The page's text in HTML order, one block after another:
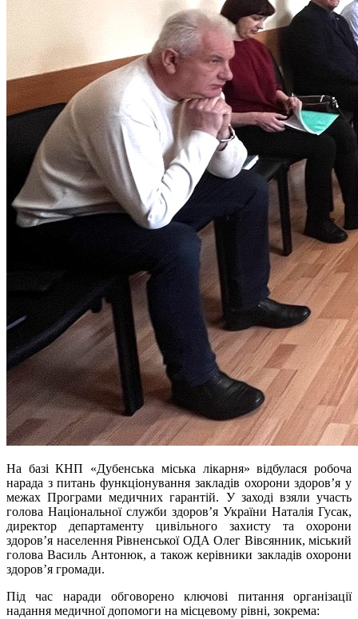
На базі КНП «Дубенська міська лікарня» відбулася робоча
нарада з питань функціонування закладів охорони здоров’я у
межах Програми медичних гарантій. У заході взяли участь
голова Національної служби здоров’я України Наталія Гусак,
директор департаменту цивільного захисту та охорони
здоров’я населення Рівненської ОДА Олег Вівсянник, міський
голова Василь Антонюк, а також керівники закладів охорони
здоров’я громади.
Під час наради обговорено ключові питання організації
надання медичної допомоги на місцевому рівні, зокрема: